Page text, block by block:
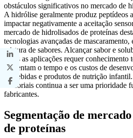
obstáculos significativos no mercado de
A hidrólise geralmente produz peptídeos
impactar negativamente a aceitação
mercado de hidrolisados ​​de proteínas
tecnologias avançadas de mascaramento,
mistura de sabores. Alcançar sabor e
todas as aplicações requer conhecimento
aumentam o tempo e os custos de
de bebidas e produtos de nutrição
sensoriais continua a ser uma prioridade
fabricantes.
Segmentação de
​​de proteínas